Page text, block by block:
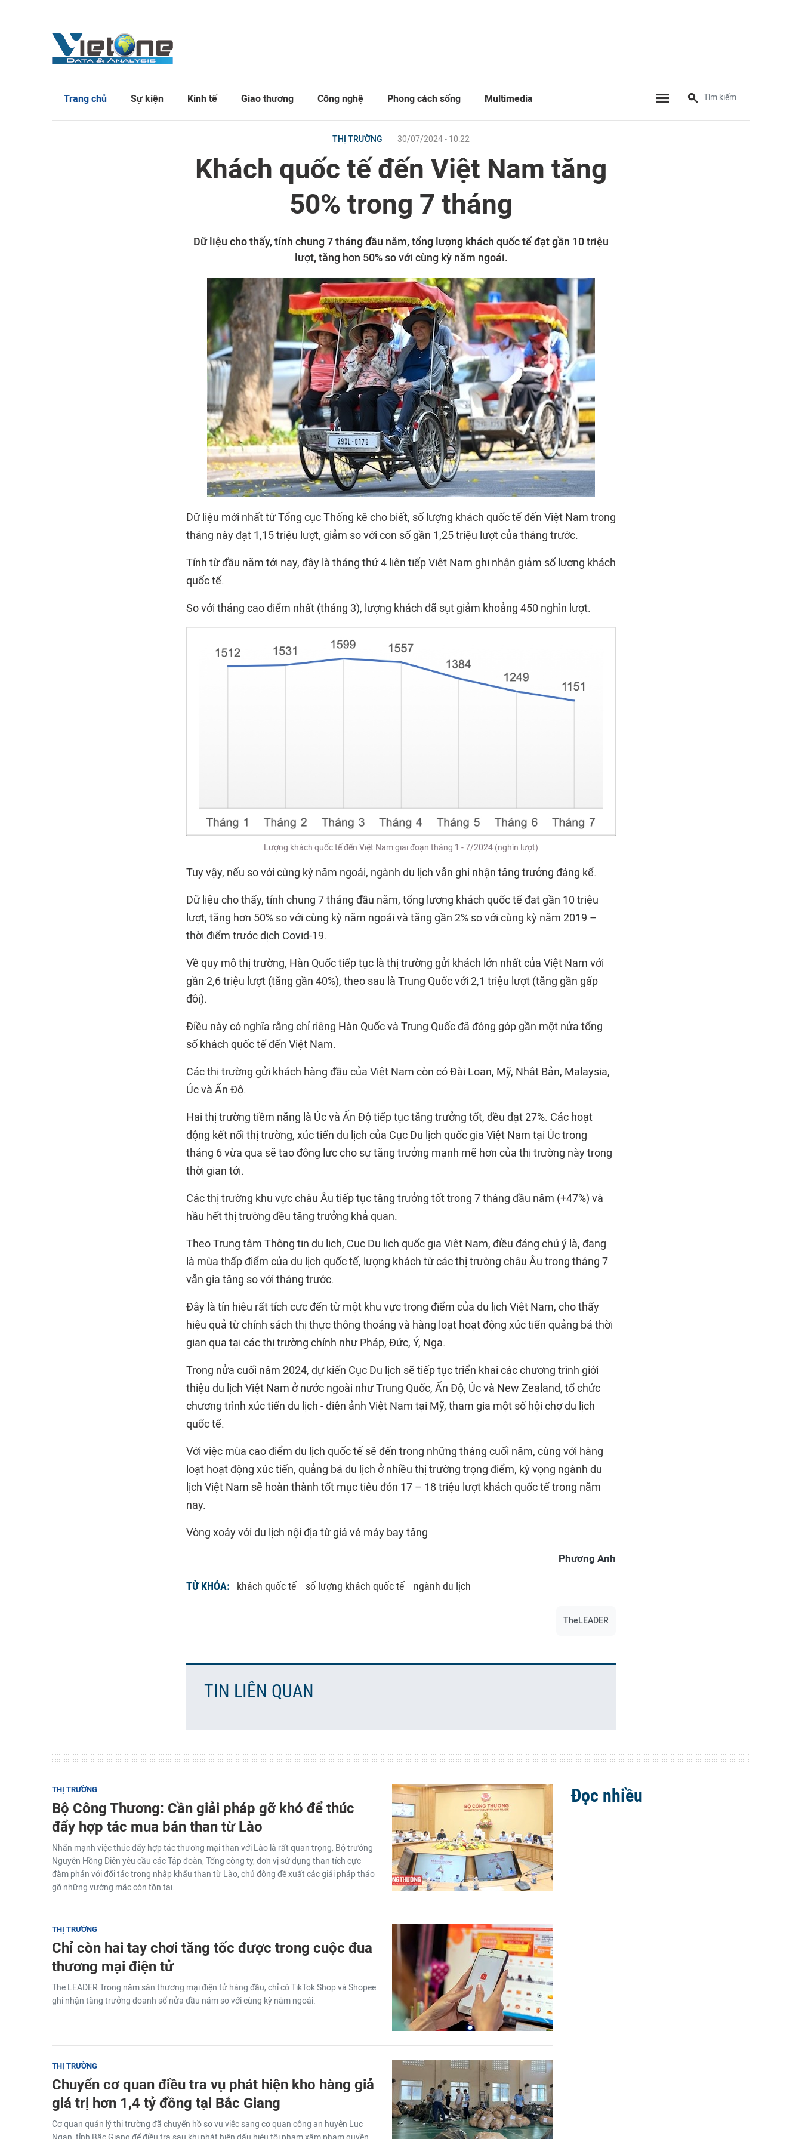
Trang chủ Sự kiện Kinh tế Giao thương Công nghệ Phong cách sống Multimedia
THỊ TRƯỜNG 30/07/2024 - 10:22
Khách quốc tế đến Việt Nam tăng
50% trong 7 tháng
Dữ liệu cho thấy, tính chung 7 tháng đầu năm, tổng lượng khách quốc tế đạt gần 10 triệu
lượt, tăng hơn 50% so với cùng kỳ năm ngoái.
Dữ liệu mới nhất từ Tổng cục Thống kê cho biết, số lượng khách quốc tếđến Việt Nam trong
tháng này đạt 1,15 triệu lượt, giảm so với con số gần 1,25 triệu lượt của tháng trước.
Tính từ đầu năm tới nay, đây là tháng thứ 4 liên tiếp Việt Nam ghi nhận giảm số lượng khách
quốc tế.
So với tháng cao điểm nhất (tháng 3), lượng khách đã sụt giảm khoảng 450 nghìn lượt.
Lượng khách quốc tế đến Việt Nam giai đoạn tháng 1 - 7/2024 (nghìn lượt)
Tuy vậy, nếu so với cùng kỳ năm ngoái, ngành du lịch vẫn ghi nhận tăng trưởng đáng kể.
Dữ liệu cho thấy, tính chung 7 tháng đầu năm, tổng lượng khách quốc tế đạt gần 10 triệu
lượt, tăng hơn 50% so với cùng kỳ năm ngoái và tăng gần 2% so với cùng kỳ năm 2019 –
thời điểm trước dịch Covid-19.
Về quy mô thị trường, Hàn Quốc tiếp tục là thị trường gửi khách lớn nhất của Việt Nam với
gần 2,6 triệu lượt (tăng gần 40%), theo sau là Trung Quốc với 2,1 triệu lượt (tăng gần gấp
đôi).
Điều này có nghĩa rằng chỉ riêng Hàn Quốc và Trung Quốc đã đóng góp gần một nửa tổng
số khách quốc tế đến Việt Nam.
Các thị trường gửi khách hàng đầu của Việt Nam còn có Đài Loan, Mỹ, Nhật Bản, Malaysia,
Úc và Ấn Độ.
Hai thị trường tiềm năng là Úc và Ấn Độ tiếp tục tăng trưởng tốt, đều đạt 27%. Các hoạt
động kết nối thị trường, xúc tiến du lịch của Cục Du lịch quốc gia Việt Nam tại Úc trong
tháng 6 vừa qua sẽ tạo động lực cho sự tăng trưởng mạnh mẽ hơn của thị trường này trong
thời gian tới.
Các thị trường khu vực châu Âu tiếp tục tăng trưởng tốt trong 7 tháng đầu năm (+47%) và
hầu hết thị trường đều tăng trưởng khả quan.
Theo Trung tâm Thông tin du lịch, Cục Du lịch quốc gia Việt Nam, điều đáng chú ý là, đang
là mùa thấp điểm của du lịch quốc tế, lượng khách từ các thị trường châu Âu trong tháng 7
vẫn gia tăng so với tháng trước.
Đây là tín hiệu rất tích cực đến từ một khu vực trọng điểm của du lịch Việt Nam, cho thấy
hiệu quả từ chính sách thị thực thông thoáng và hàng loạt hoạt động xúc tiến quảng bá thời
gian qua tại các thị trường chính như Pháp, Đức, Ý, Nga.
Trong nửa cuối năm 2024, dự kiến Cục Du lịch sẽ tiếp tục triển khai các chương trình giới
thiệu du lịch Việt Nam ở nước ngoài như Trung Quốc, Ấn Độ, Úc và New Zealand, tổ chức
chương trình xúc tiến du lịch - điện ảnh Việt Nam tại Mỹ, tham gia một số hội chợ du lịch
quốc tế.
Với việc mùa cao điểm du lịch quốc tế sẽ đến trong những tháng cuối năm, cùng với hàng
loạt hoạt động xúc tiến, quảng bá du lịch ở nhiều thị trường trọng điểm, kỳ vọng ngành du
lịch Việt Nam sẽ hoàn thành tốt mục tiêu đón 17 – 18 triệu lượt khách quốc tế trong năm
nay.
Vòng xoáy với du lịch nội địa từ giá vé máy bay tăng
Phương Anh
TỪ KHÓA: khách quốc tế số lượng khách quốc tế ngành du lịch
TheLEADER
TIN LIÊN QUAN
THỊ TRƯỜNG
Bộ Công Thương: Cần giải pháp gỡ khó để thúc
đẩy hợp tác mua bán than từ Lào
Nhấn mạnh việc thúc đẩy hợp tác thương mại than với Lào là rất quan trọng, Bộ trưởng
Nguyễn Hồng Diên yêu cầu các Tập đoàn, Tổng công ty, đơn vị sử dụng than tích cực
đàm phán với đối tác trong nhập khẩu than từ Lào, chủ động đề xuất các giải pháp tháo
gỡ những vướng mắc còn tồn tại.
THỊ TRƯỜNG
Chỉ còn hai tay chơi tăng tốc được trong cuộc đua
thương mại điện tử
The LEADER Trong năm sàn thương mại điện tử hàng đầu, chỉ có TikTok Shop và Shopee
ghi nhận tăng trưởng doanh số nửa đầu năm so với cùng kỳ năm ngoái.
THỊ TRƯỜNG
Chuyển cơ quan điều tra vụ phát hiện kho hàng giả
giá trị hơn 1,4 tỷ đồng tại Bắc Giang
Cơ quan quản lý thị trường đã chuyển hồ sơ vụ việc sang cơ quan công an huyện Lục
Đọc nhiều